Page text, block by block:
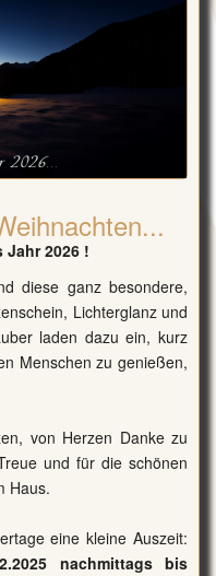
2026 !
diese ganz besondere,
Lichterglanz und
laden dazu ein, kurz
Menschen zu genießen,
von Herzen Danke zu
und für die schönen
Haus.
eine kleine Auszeit:
nachmittags bis